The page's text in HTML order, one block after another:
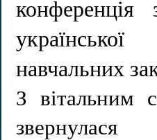
конференція
навчальних
З вітальним